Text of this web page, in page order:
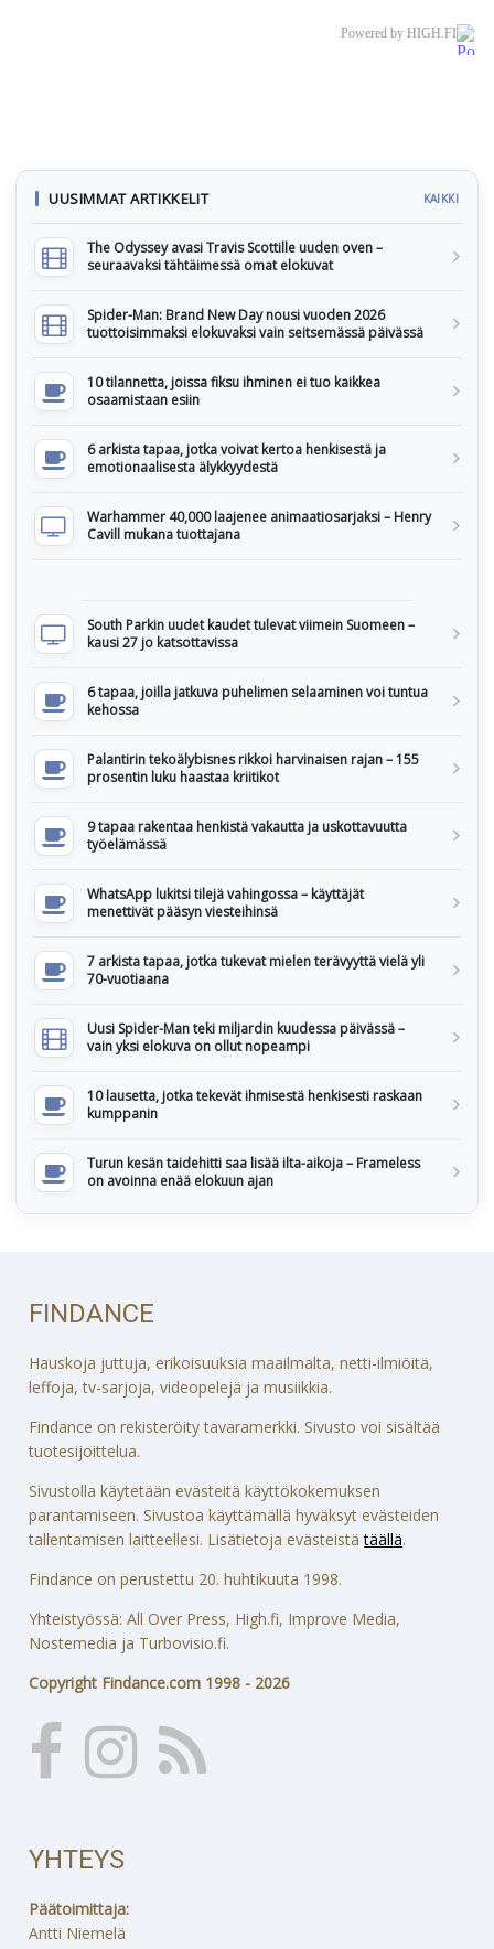
Powered by HIGH.FI
UUSIMMAT ARTIKKELIT KAIKKI
The Odyssey avasi Travis Scottille uuden oven –
seuraavaksi tähtäimessä omat elokuvat
Spider-Man: Brand New Day nousi vuoden 2026
tuottoisimmaksi elokuvaksi vain seitsemässä päivässä
10 tilannetta, joissa fiksu ihminen ei tuo kaikkea
osaamistaan esiin
6 arkista tapaa, jotka voivat kertoa henkisestä ja
emotionaalisesta älykkyydestä
Warhammer 40,000 laajenee animaatiosarjaksi – Henry
Cavill mukana tuottajana
South Parkin uudet kaudet tulevat viimein Suomeen –
kausi 27 jo katsottavissa
6 tapaa, joilla jatkuva puhelimen selaaminen voi tuntua
kehossa
Palantirin tekoälybisnes rikkoi harvinaisen rajan – 155
prosentin luku haastaa kriitikot
9 tapaa rakentaa henkistä vakautta ja uskottavuutta
työelämässä
WhatsApp lukitsi tilejä vahingossa – käyttäjät
menettivät pääsyn viesteihinsä
7 arkista tapaa, jotka tukevat mielen terävyyttä vielä yli
70-vuotiaana
Uusi Spider-Man teki miljardin kuudessa päivässä –
vain yksi elokuva on ollut nopeampi
10 lausetta, jotka tekevät ihmisestä henkisesti raskaan
kumppanin
Turun kesän taidehitti saa lisää ilta-aikoja – Frameless
on avoinna enää elokuun ajan
FINDANCE
Hauskoja juttuja, erikoisuuksia maailmalta, netti-ilmiöitä,
leffoja, tv-sarjoja, videopelejä ja musiikkia.
Findance on rekisteröity tavaramerkki. Sivusto voi sisältää
tuotesijoittelua.
Sivustolla käytetään evästeitä käyttökokemuksen
parantamiseen. Sivustoa käyttämällä hyväksyt evästeiden
tallentamisen laitteellesi. Lisätietoja evästeistätäällä.
Findance on perustettu 20. huhtikuuta 1998.
Yhteistyössä: All Over Press, High.fi, Improve Media,
Nostemedia ja Turbovisio.fi.
Copyright Findance.com 1998 - 2026
YHTEYS
Päätoimittaja:
Antti Niemelä